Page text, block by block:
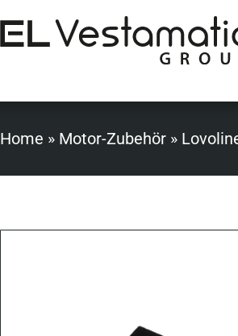
Home » Motor-Zubehör »